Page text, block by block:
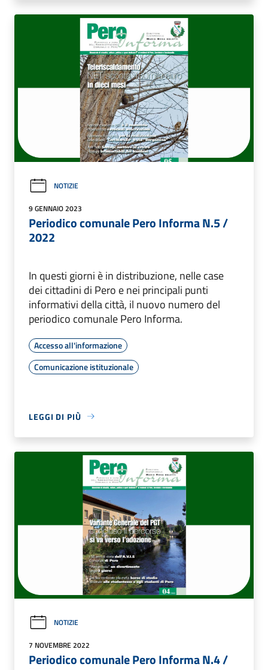
NOTIZIE
9 GENNAIO 2023
Periodico comunale Pero Informa N.5 /
2022
In questi giorni è in distribuzione, nelle case
dei cittadini di Pero e nei principali punti
informativi della città, il nuovo numero del
periodico comunale Pero Informa.
Accesso all'informazione
Comunicazione istituzionale
LEGGI DI PIÙ
NOTIZIE
7 NOVEMBRE 2022
Periodico comunale Pero Informa N.4 /